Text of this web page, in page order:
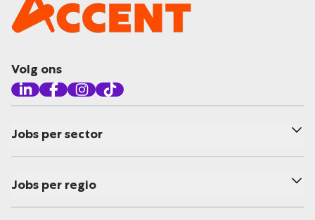
Volg ons
Jobs per sector
Jobs per regio